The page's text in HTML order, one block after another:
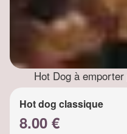
Hot Dog à
Hot dog classique
8.00 €